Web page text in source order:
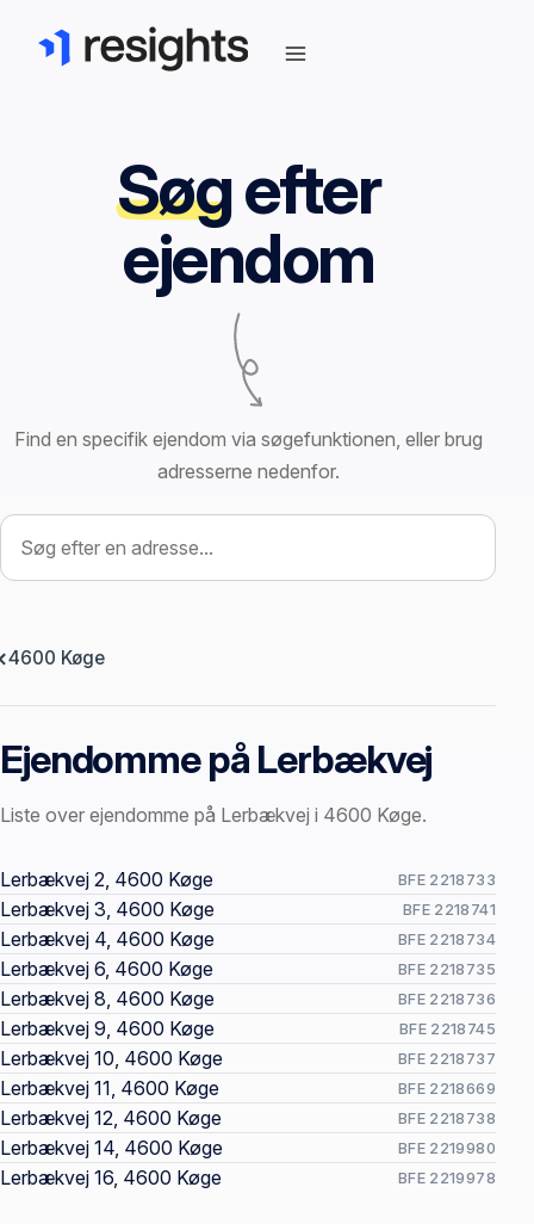
Søgefter
ejendom
Find en specifik ejendom via søgefunktionen, eller brug
adresserne nedenfor.
Søg efter ejendom
4600 Køge
Ejendomme på Lerbækvej
Liste over ejendomme på Lerbækvej i 4600 Køge.
Offentlige ejendomssider
Lerbækvej 2, 4600 Køge BFE 2218733
Lerbækvej 3, 4600 Køge BFE 2218741
Lerbækvej 4, 4600 Køge BFE 2218734
Lerbækvej 6, 4600 Køge BFE 2218735
Lerbækvej 8, 4600 Køge BFE 2218736
Lerbækvej 9, 4600 Køge BFE 2218745
Lerbækvej 10, 4600 Køge BFE 2218737
Lerbækvej 11, 4600 Køge BFE 2218669
Lerbækvej 12, 4600 Køge BFE 2218738
Lerbækvej 14, 4600 Køge BFE 2219980
Lerbækvej 16, 4600 Køge BFE 2219978